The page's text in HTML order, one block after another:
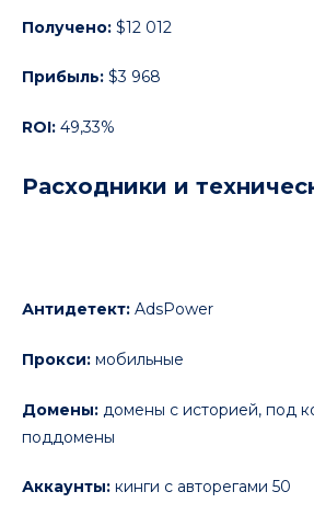
Получено: $12 012
Прибыль: $3 968
ROI: 49,33%
Расходники и
Антидетект: AdsPower
Прокси: мобильные
Домены: домены с историей, под
поддомены
Аккаунты: кинги с авторегами 50